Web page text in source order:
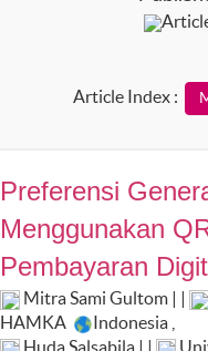
Article Index :
Preferensi
Menggunakan
Pembayaran
Mitra Sami Gultom | |
HAMKA
Indonesia
Huda Salsabila | |